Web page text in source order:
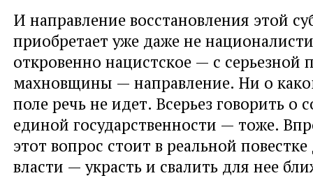
И направление восстановления этой
приобретает уже даже не
откровенно нацистское — с серьезной
махновщины — направление. Ни о
поле речь не идет. Всерьез говорить о
единой государственности — тоже.
этот вопрос стоит в реальной
власти — украсть и свалить для нее